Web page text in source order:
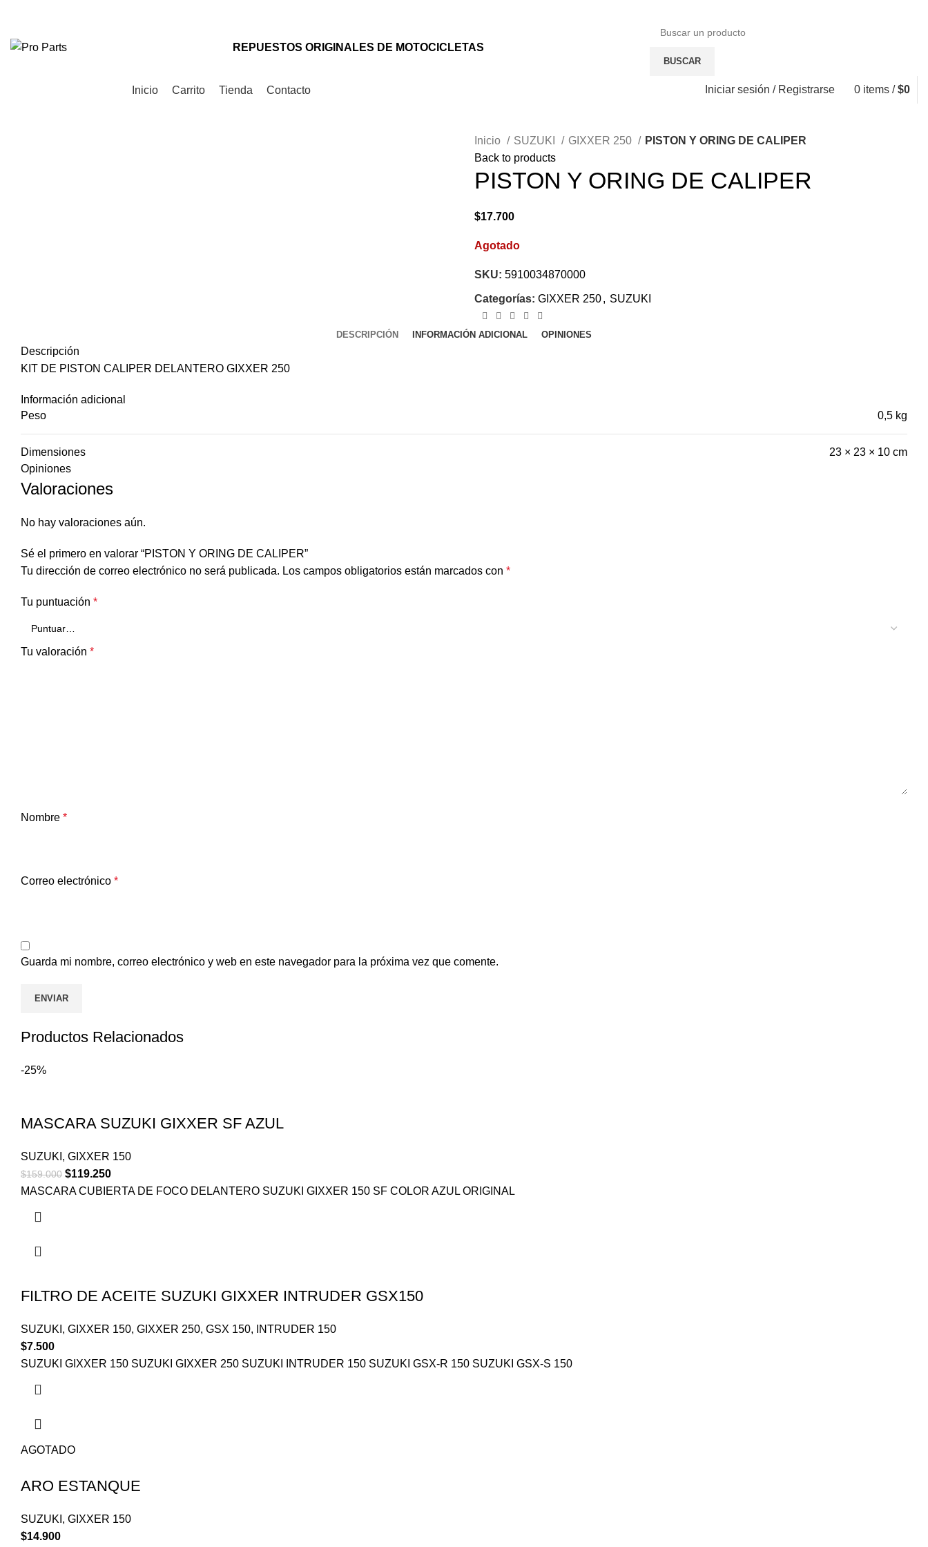
REPUESTOS ORIGINALES DE MOTOCICLETAS
BUSCAR
Inicio Carrito Tienda Contacto Iniciar sesión / Registrarse 0 items / $0
Inicio SUZUKI GIXXER 250
PISTON Y ORING DE CALIPER
Back to products
PISTON Y ORING DE CALIPER
$17.700
Agotado
SKU: 5910034870000
Categorías: GIXXER 250, SUZUKI
DESCRIPCIÓN INFORMACIÓN ADICIONAL OPINIONES
Descripción
KIT DE PISTON CALIPER DELANTERO GIXXER 250
Información adicional
Peso
0,5 kg
Dimensiones
23 × 23 × 10 cm
Opiniones
Valoraciones
No hay valoraciones aún.
Sé el primero en valorar “PISTON Y ORING DE CALIPER”
Tu dirección de correo electrónico no será publicada. Los campos obligatorios están marcados con *
Tu puntuación *
Tu valoración *
Nombre *
Correo electrónico *
Guarda mi nombre, correo electrónico y web en este navegador para la próxima vez que comente.
Productos Relacionados
-25%
MASCARA SUZUKI GIXXER SF AZUL
SUZUKI , GIXXER 150
$159.000 $119.250
MASCARA CUBIERTA DE FOCO DELANTERO SUZUKI GIXXER 150 SF COLOR AZUL ORIGINAL
FILTRO DE ACEITE SUZUKI GIXXER INTRUDER GSX150
SUZUKI , GIXXER 150, GIXXER 250, GSX 150,
INTRUDER 150
$7.500
SUZUKI GIXXER 150 SUZUKI GIXXER 250 SUZUKI INTRUDER 150 SUZUKI GSX-R 150 SUZUKI GSX-S 150
AGOTADO
ARO ESTANQUE
SUZUKI , GIXXER 150
$14.900